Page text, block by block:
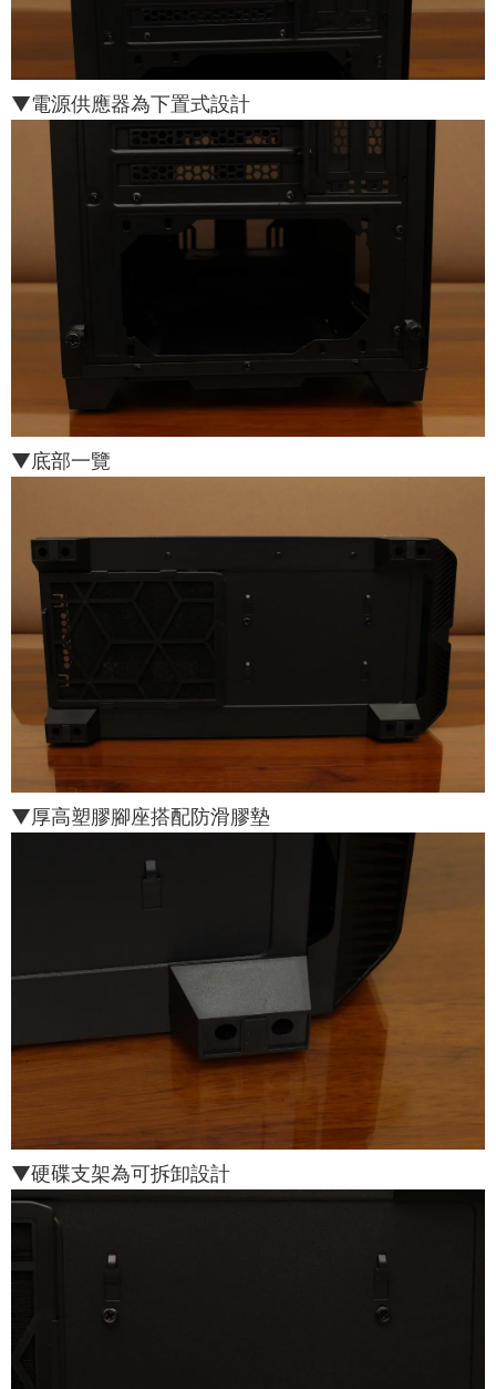
▼電源供應器為下置式設計
▼底部一覽
▼厚高塑膠腳座搭配防滑膠墊
▼硬碟支架為可拆卸設計